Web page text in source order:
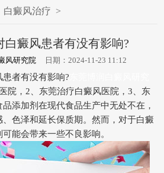
白癜风治疗 >
白癜风患者有没有影响?
风研究院 日期：2024-11-23 11:12
者有没有影响?
院，2、东莞治疗白癜风医院，3、东
添加剂在现代食品生产中无处不在，
色泽和延长保质期。然而，对于白癜
能会带来一些不良影响。